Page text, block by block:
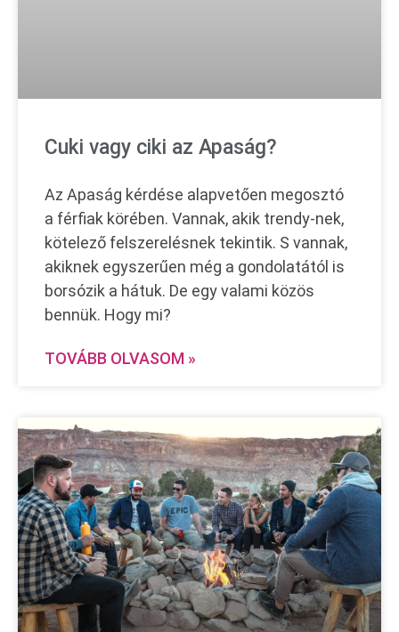
Cuki vagy ciki az Apaság?
Az Apaság kérdése alapvetően megosztó
a férfiak körében. Vannak, akik trendy-nek,
kötelező felszerelésnek tekintik. S vannak,
akiknek egyszerűen még a gondolatától is
borsózik a hátuk. De egy valami közös
bennük. Hogy mi?
TOVÁBB OLVASOM »